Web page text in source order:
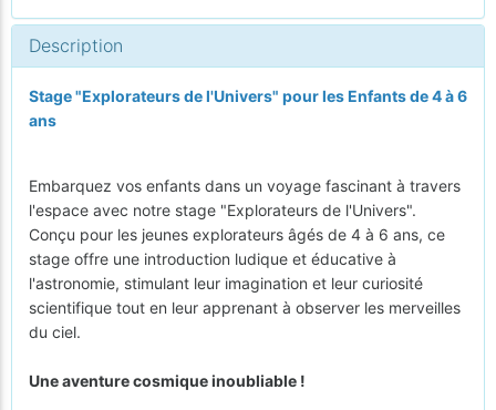
Description
Stage "Explorateurs de l'Univers" pour les Enfants de 4 à 6
ans
Embarquez vos enfants dans un voyage fascinant à travers
l'espace avec notre stage "Explorateurs de l'Univers".
Conçu pour les jeunes explorateurs âgés de 4 à 6 ans, ce
stage offre une introduction ludique et éducative à
l'astronomie, stimulant leur imagination et leur curiosité
scientifique tout en leur apprenant à observer les merveilles
du ciel.
Une aventure cosmique inoubliable !